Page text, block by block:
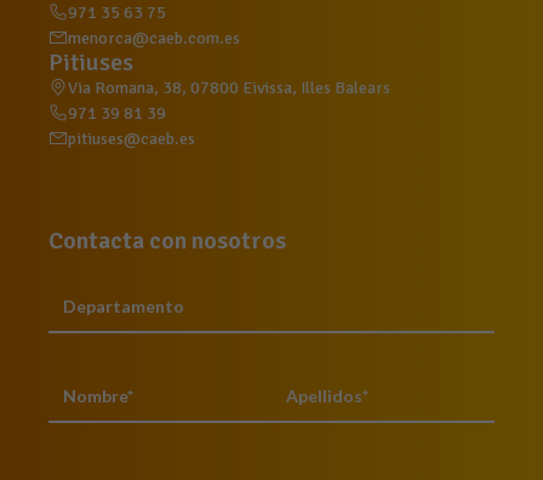
971 35 63 75
menorca@caeb.com.es
Pitiuses
Via Romana, 38, 07800 Eivissa, Illes Balears
971 39 81 39
pitiuses@caeb.es
Contacta con nosotros